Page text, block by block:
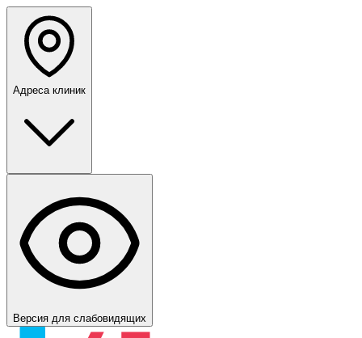
Адреса клиник
Версия для слабовидящих